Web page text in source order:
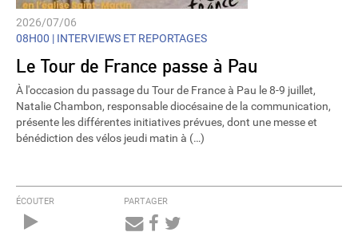
2026/07/06
08H00 | INTERVIEWS ET REPORTAGES
Le Tour de France passe à Pau
À l'occasion du passage du Tour de France à Pau le 8-9 juillet,
Natalie Chambon, responsable diocésaine de la communication,
présente les différentes initiatives prévues, dont une messe et
bénédiction des vélos jeudi matin à (…)
ÉCOUTER PARTAGER